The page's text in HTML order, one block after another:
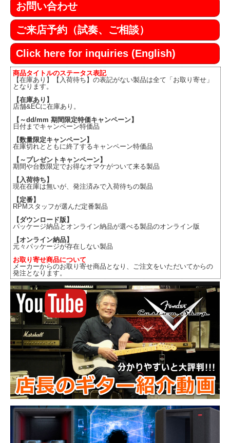
お問い合わせ
ご来店予約（試奏、ご相談）
Click here for inquiries (English)
商品タイトルのステータス表記
【在庫あり】【入荷待ち】の表記がない製品は全て「お取り寄せ」
となります。
【在庫あり】
店舗&ECに在庫あり。
【～dd/mm 期間限定特価キャンペーン】
日付までキャンペーン特価品
【数量限定キャンペーン】
在庫切れとともに終了するキャンペーン特価品
【～プレゼントキャンペーン】
期間や台数限定でお得なオマケがついて来る製品
【入荷待ち】
現在在庫は無いが、発注済みで入荷待ちの製品
【定番】
RPMスタッフが選んだ定番製品
【ダウンロード版】
パッケージ納品とオンライン納品が選べる製品のオンライン版
【オンライン納品】
元々パッケージが存在しない製品
お取り寄せ商品について
メーカーからのお取り寄せ商品となり、ご注文をいただいてからの
発注となります。